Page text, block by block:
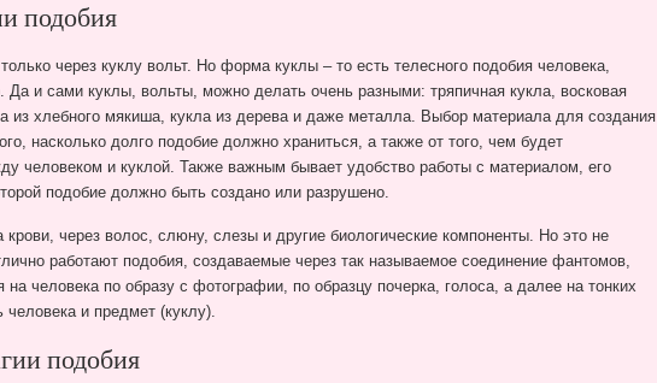
подобия
через куклу вольт. Но форма куклы – то есть телесного подобия человека,
Да и сами куклы, вольты, можно делать очень разными: тряпичная кукла, восковая
из хлебного мякиша, кукла из дерева и даже металла. Выбор материала для создания
насколько долго подобие должно храниться, а также от того, чем будет
человеком и куклой. Также важным бывает удобство работы с материалом, его
подобие должно быть создано или разрушено.
через волос, слюну, слезы и другие биологические компоненты. Но это не
работают подобия, создаваемые через так называемое соединение фантомов,
на человека по образу с фотографии, по образцу почерка, голоса, а далее на тонких
и предмет (куклу).
подобия